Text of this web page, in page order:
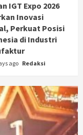
IGT Expo 2026
Inovasi
Perkuat Posisi
di Industri
ago Redaksi